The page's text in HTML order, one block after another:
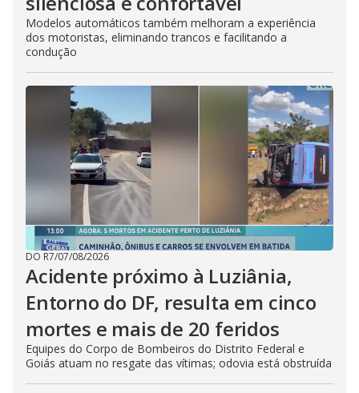
Modelos automáticos também melhoram a experiência
dos motoristas, eliminando trancos e facilitando a
condução
DO R7/07/08/2026
Acidente próximo à Luziânia,
Entorno do DF, resulta em cinco
mortes e mais de 20 feridos
Equipes do Corpo de Bombeiros do Distrito Federal e
Goiás atuam no resgate das vítimas; odovia está obstruída